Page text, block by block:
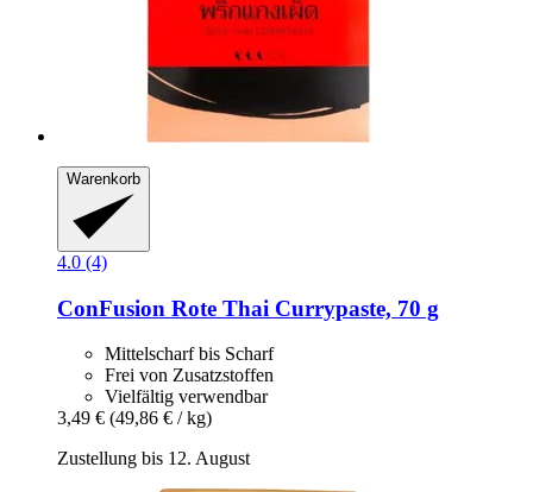
Warenkorb
4.0 (4)
ConFusion Rote Thai Currypaste, 70 g
Mittelscharf bis Scharf
Frei von Zusatzstoffen
Vielfältig verwendbar
3,49 € (49,86 € / kg)
Zustellung bis 12. August